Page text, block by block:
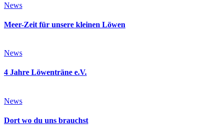
News
Meer-Zeit für unsere kleinen Löwen
News
4 Jahre Löwenträne e.V.
News
Dort wo du uns brauchst